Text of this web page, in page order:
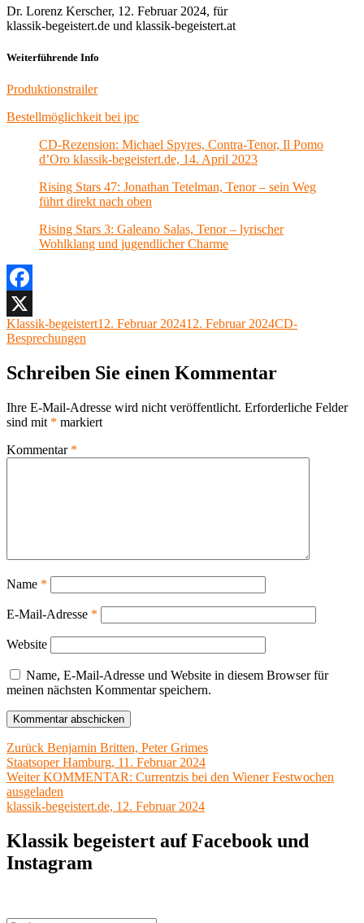
Dr. Lorenz Kerscher, 12. Februar 2024, für
klassik-begeistert.de und klassik-begeistert.at
Weiterführende Info
Produktionstrailer
Bestellmöglichkeit bei jpc
CD-Rezension: Michael Spyres, Contra-Tenor, Il Pomo
d’Oro klassik-begeistert.de, 14. April 2023
Rising Stars 47: Jonathan Tetelman, Tenor – sein Weg
führt direkt nach oben
Rising Stars 3: Galeano Salas, Tenor – lyrischer
Wohlklang und jugendlicher Charme
Facebook
X
Autor
Klassik-begeistertVeröffentlicht
12. Februar 202412. Februar 2024Kategorien
CD-
Besprechungen
Schreiben Sie einen Kommentar
Ihre E-Mail-Adresse wird nicht veröffentlicht. Erforderliche Felder
sind mit * markiert
Kommentar *
Name *
E-Mail-Adresse *
Website
Name, E-Mail-Adresse und Website in diesem Browser für
meinen nächsten Kommentar speichern.
Beitragsnavigation
Zurück Vorheriger
Beitrag:
Benjamin Britten, Peter Grimes
Staatsoper Hamburg, 11. Februar 2024
Weiter Nächster
Beitrag:
KOMMENTAR: Currentzis bei den Wiener Festwochen
ausgeladen
klassik-begeistert.de, 12. Februar 2024
Klassik begeistert auf Facebook und
Instagram